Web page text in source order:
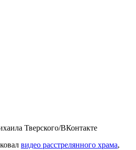
Тверского/ВКонтакте
видео расстрелянного храма,